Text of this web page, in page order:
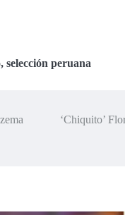
, selección peruana
‘Chiquito’